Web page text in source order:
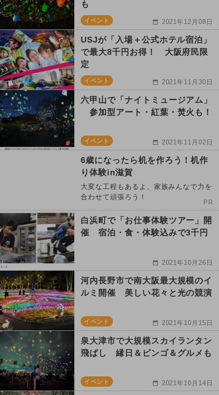
も
イベント 2021年12月08日
USJが「入場＋公式ホテル宿泊」
で最大8千円お得！ 大阪府民限
定
イベント 2021年11月30日
六甲山で「ナイトミュージアム」
参加型アート・紅葉・焚火も！
イベント 2021年11月02日
6歳になったら机を作ろう！机作
り体験in滋賀
大変な工程もあるよ、家族みんなで力を
合わせて頑張ろう！
PR
白浜町で「お仕事体験ツアー」開
催 宿泊・食・体験込みで3千円
2021年10月26日
河内長野市で南大阪最大規模のイ
ルミ開催 美しい花々と光の競演
イベント 2021年10月15日
泉大津市で大規模スカイランタン
飛ばし 縁日＆ビンゴ＆グルメも
イベント 2021年10月14日